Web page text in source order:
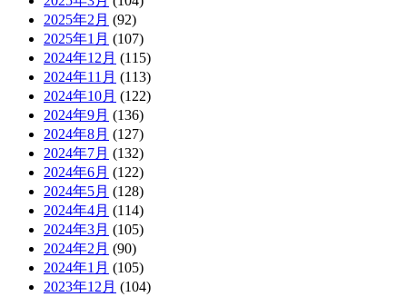
2025年2月 (92)
2025年1月 (107)
2024年12月 (115)
2024年11月 (113)
2024年10月 (122)
2024年9月 (136)
2024年8月 (127)
2024年7月 (132)
2024年6月 (122)
2024年5月 (128)
2024年4月 (114)
2024年3月 (105)
2024年2月 (90)
2024年1月 (105)
2023年12月 (104)